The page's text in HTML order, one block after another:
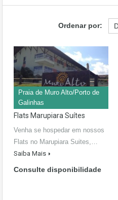
Ordenar por:
Praia de Muro Alto/Porto de
Galinhas
Flats Marupiara Suítes
Venha se hospedar em nossos
Flats no Marupiara Suites,…
Saiba Mais
Consulte disponibilidade